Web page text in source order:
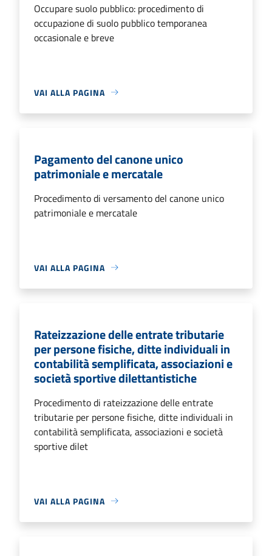
Occupare suolo pubblico: procedimento di
occupazione di suolo pubblico temporanea
occasionale e breve
VAI ALLA PAGINA
Pagamento del canone unico
patrimoniale e mercatale
Procedimento di versamento del canone unico
patrimoniale e mercatale
VAI ALLA PAGINA
Rateizzazione delle entrate tributarie
per persone fisiche, ditte individuali in
contabilità semplificata, associazioni e
società sportive dilettantistiche
Procedimento di rateizzazione delle entrate
tributarie per persone fisiche, ditte individuali in
contabilità semplificata, associazioni e società
sportive dilet
VAI ALLA PAGINA